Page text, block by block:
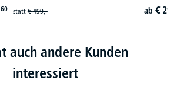
60 statt€ 499,- ab €
auch andere Kunden
interessiert